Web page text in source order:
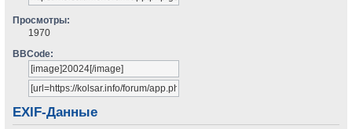
Просмотры:
1970
BBCode:
EXIF-Данные